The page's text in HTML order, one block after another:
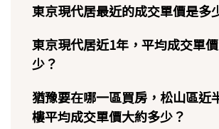
東京現代居最近的成交單價是多
東京現代居近1年，平均成交單
少？
猶豫要在哪一區買房，松山區近
樓平均成交單價大約多少？